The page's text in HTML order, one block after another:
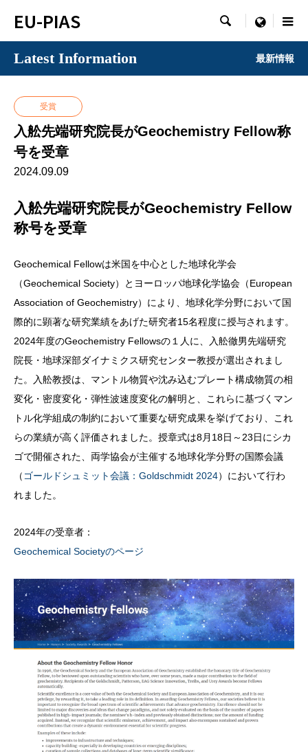
EU-PIAS  menu
Latest Information 最新情報
受賞
入舩先端研究院長がGeochemistry Fellow称
号を受章
2024.09.09
入舩先端研究院長がGeochemistry Fellow
称号を受章
Geochemical Fellowは米国を中心とした地球化学会
（Geochemical Society）とヨーロッパ地球化学協会（European
Association of Geochemistry）により、地球化学分野において国
際的に顕著な研究業績をあげた研究者15名程度に授与されます。
2024年度のGeochemistry Fellowsの１人に、入舩徹男先端研究
院長・地球深部ダイナミクス研究センター教授が選出されまし
た。入舩教授は、マントル物質や沈み込むプレート構成物質の相
変化・密度変化・弾性波速度変化の解明と、これらに基づくマン
トル化学組成の制約において重要な研究成果を挙げており、これ
らの業績が高く評価されました。授章式は8月18日～23日にシカ
ゴで開催された、両学協会が主催する地球化学分野の国際会議
（ ゴールドシュミット会議：Goldschmidt 2024）において行わ
れました。
2024年の受章者：
Geochemical Societyのページ